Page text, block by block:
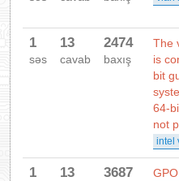
1
səs
13
cavab
2474
baxış
The
is
bit
64-
not
intel
1 13 3687